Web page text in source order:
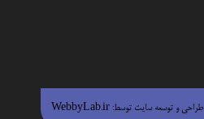
طراحی و توسعه سایت توسط: WebbyLab.ir